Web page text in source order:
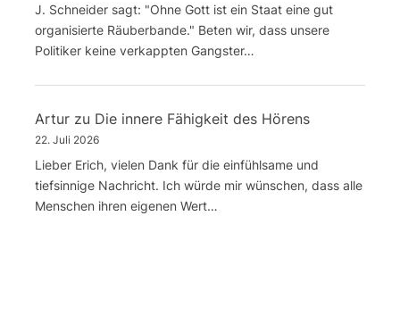
J. Schneider sagt: "Ohne Gott ist ein Staat eine gut
organisierte Räuberbande." Beten wir, dass unsere
Politiker keine verkappten Gangster…
Artur zu Die innere Fähigkeit des Hörens
22. Juli 2026
Lieber Erich, vielen Dank für die einfühlsame und
tiefsinnige Nachricht. Ich würde mir wünschen, dass alle
Menschen ihren eigenen Wert…